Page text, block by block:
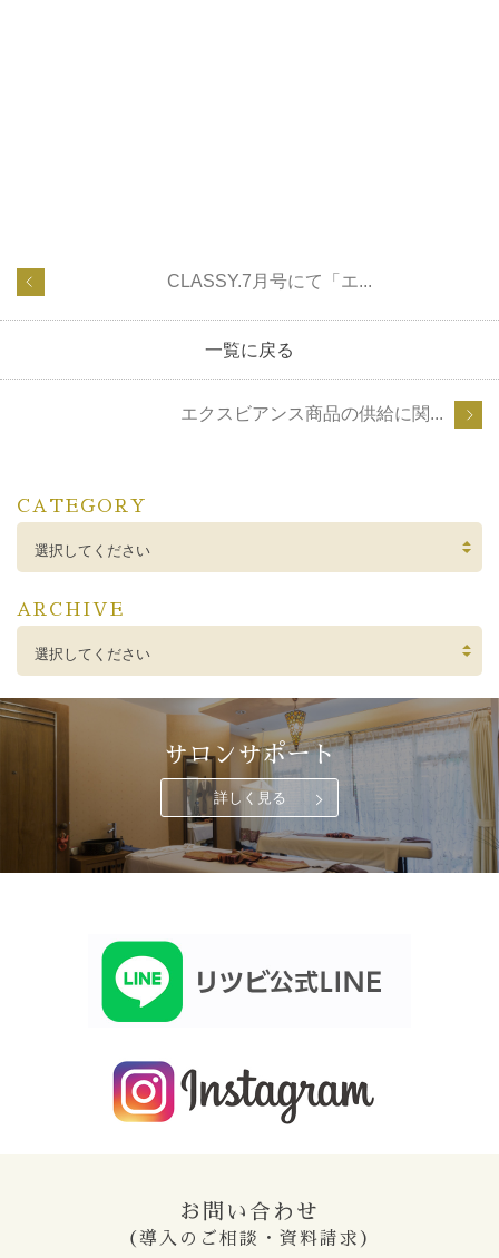
CLASSY.7月号にて「エ...
一覧に戻る
エクスビアンス商品の供給に関...
CATEGORY
選択してください
ARCHIVE
選択してください
サロンサポート
詳しく見る
お問い合わせ
（導入のご相談・資料請求）